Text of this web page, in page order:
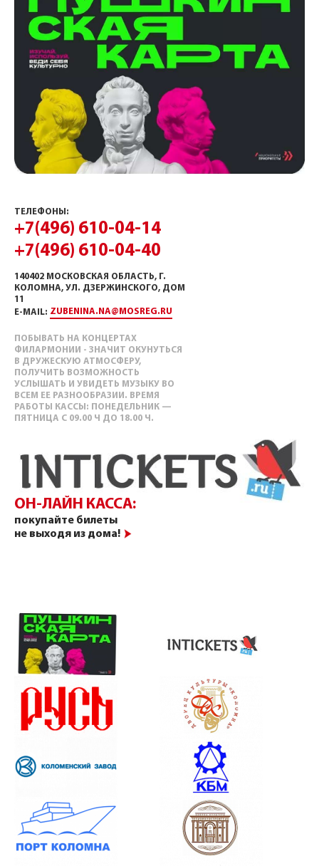
ТЕЛЕФОНЫ:
+7(496) 610-04-14
+7(496) 610-04-40
140402 МОСКОВСКАЯ ОБЛАСТЬ, Г.
КОЛОМНА, УЛ. ДЗЕРЖИНСКОГО, ДОМ
11
E-MAIL: ZUBENINA.NA@MOSREG.RU
ПОБЫВАТЬ НА КОНЦЕРТАХ
ФИЛАРМОНИИ - ЗНАЧИТ ОКУНУТЬСЯ
В ДРУЖЕСКУЮ АТМОСФЕРУ,
ПОЛУЧИТЬ ВОЗМОЖНОСТЬ
УСЛЫШАТЬ И УВИДЕТЬ МУЗЫКУ ВО
ВСЕМ ЕЕ РАЗНООБРАЗИИ. ВРЕМЯ
РАБОТЫ КАССЫ: ПОНЕДЕЛЬНИК —
ПЯТНИЦА С 09.00 Ч ДО 18.00 Ч.
ОН-ЛАЙН КАССА:
покупайте билеты
не выходя из дома!